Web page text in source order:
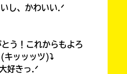
し、かわいい.ᐟ
う！これからもよろ
(キッッッツ)⤵︎
好きっ.ᐟ